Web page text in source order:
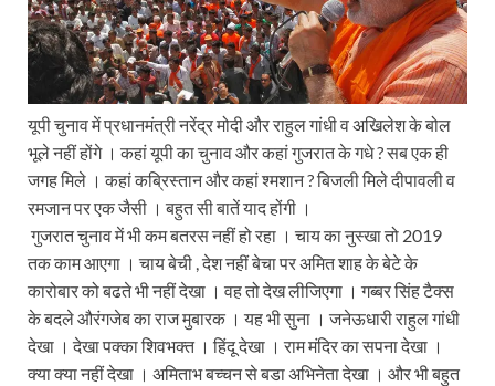
यूपी चुनाव में प्रधानमंत्री नरेंद्र मोदी और राहुल गांधी व अखिलेश के बोल
भूले नहीं होंगे । कहां यूपी का चुनाव और कहां गुजरात के गधे ? सब एक ही
जगह मिले । कहां कब्रिस्तान और कहां श्मशान ? बिजली मिले दीपावली व
रमजान पर एक जैसी । बहुत सी बातें याद होंगी ।
गुजरात चुनाव में भी कम बतरस नहीं हो रहा । चाय का नुस्खा तो 2019
तक काम आएगा । चाय बेची , देश नहीं बेचा पर अमित शाह के बेटे के
कारोबार को बढते भी नहीं देखा । वह तो देख लीजिएगा । गब्बर सिंह टैक्स
के बदले औरंगजेब का राज मुबारक । यह भी सुना । जनेऊधारी राहुल गांधी
देखा । देखा पक्का शिवभक्त । हिंदू देखा । राम मंदिर का सपना देखा ।
क्या क्या नहीं देखा । अमिताभ बच्चन से बडा अभिनेता देखा । और भी बहुत